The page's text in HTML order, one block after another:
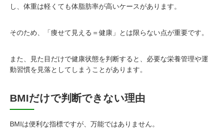
し、体重は軽くても体脂肪率が高いケースがあります。
そのため、「痩せて見える＝健康」とは限らない点が重要です。
また、見た目だけで健康状態を判断すると、必要な栄養管理や運
動習慣を見落としてしまうことがあります。
BMIだけで判断できない理由
BMIは便利な指標ですが、万能ではありません。